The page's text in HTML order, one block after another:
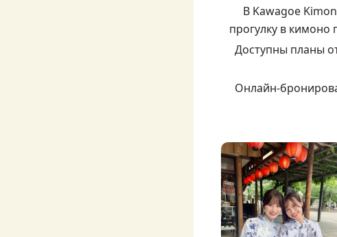
В Kawagoe
прогулку в кимоно
Доступны планы
Онлайн-